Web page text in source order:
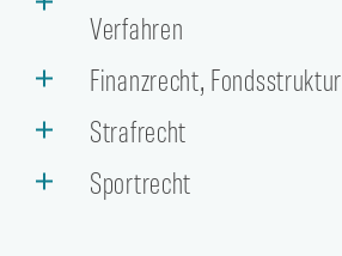
Verfahren
Finanzrecht,
Strafrecht
Sportrecht